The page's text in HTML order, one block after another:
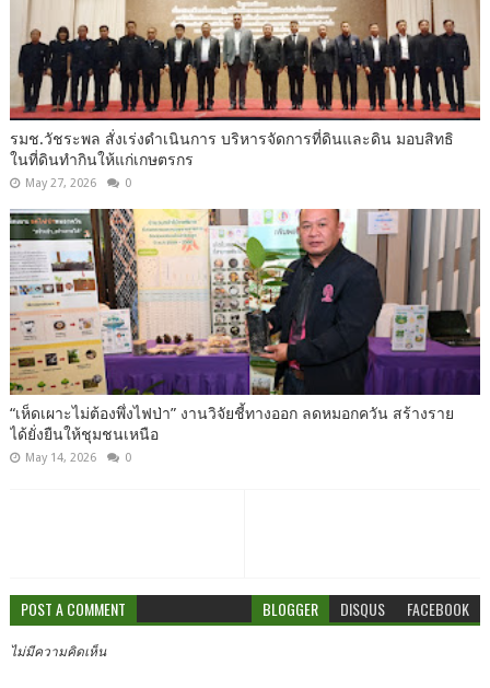
รมช.วัชระพล สั่งเร่งดำเนินการ บริหารจัดการที่ดินและดิน มอบสิทธิ
ในที่ดินทำกินให้แก่เกษตรกร
May 27, 2026 0
“เห็ดเผาะไม่ต้องพึ่งไฟป่า” งานวิจัยชี้ทางออก ลดหมอกควัน สร้างราย
ได้ยั่งยืนให้ชุมชนเหนือ
May 14, 2026 0
POST A COMMENT BLOGGER DISQUS FACEBOOK
ไม่มีความคิดเห็น